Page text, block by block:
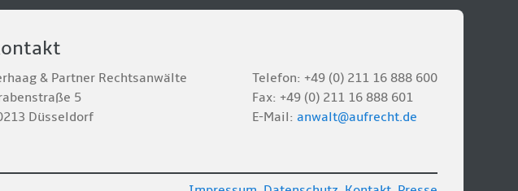
& Partner Rechtsanwälte
5
Düsseldorf
Telefon: +49 (0) 211 16 888 600
Fax: +49 (0) 211 16 888 601
E-Mail: anwalt@aufrecht.de